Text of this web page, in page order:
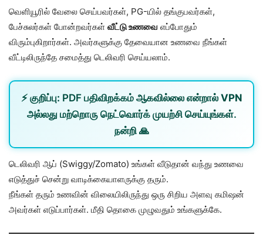
வெளியூரில் வேலை செய்பவர்கள், PG-யில் தங்குபவர்கள்,
பேச்சுலர்கள் போன்றவர்கள் வீட்டு உணவை எப்போதும்
விரும்புகிறார்கள். அவர்களுக்கு தேவையான உணவை நீங்கள்
வீட்டிலிருந்தே சமைத்து டெலிவரி செய்யலாம்.
⚡ குறிப்பு: PDF பதிவிறக்கம் ஆகவில்லை என்றால் VPN
அல்லது மற்றொரு நெட்வொர்க்முயற்சி செய்யுங்கள்.
நன்றி 🙏
டெலிவரி ஆப் (Swiggy/Zomato) உங்கள் வீடுதான் வந்து உணவை
எடுத்துச் சென்று வாடிக்கையாளருக்கு தரும்.
நீங்கள் தரும் உணவின் விலையிலிருந்து ஒரு சிறிய அளவு கமிஷன்
அவர்கள் எடுப்பார்கள். மீதி தொகை முழுவதும் உங்களுக்கே.